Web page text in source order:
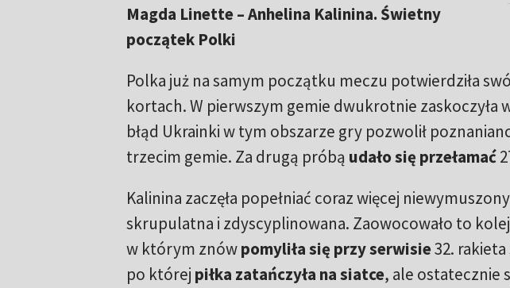
Magda Linette – Anhelina Kalinina. Świetny
początek Polki
Polka już na samym początku meczu potwierdziła
kortach. W pierwszym gemie dwukrotnie zaskoczyła
błąd Ukrainki w tym obszarze gry pozwolił
trzecim gemie. Za drugą próbą udało się przełamać
Kalinina zaczęła popełniać coraz więcej
skrupulatna i zdyscyplinowana. Zaowocowało to
w którym znówpomyliła się przy serwisie32. rakieta
po której piłka zatańczyła na siatce, ale ostatecznie